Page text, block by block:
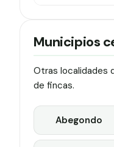
Municipios
Otras localidades
de fincas.
Abegondo